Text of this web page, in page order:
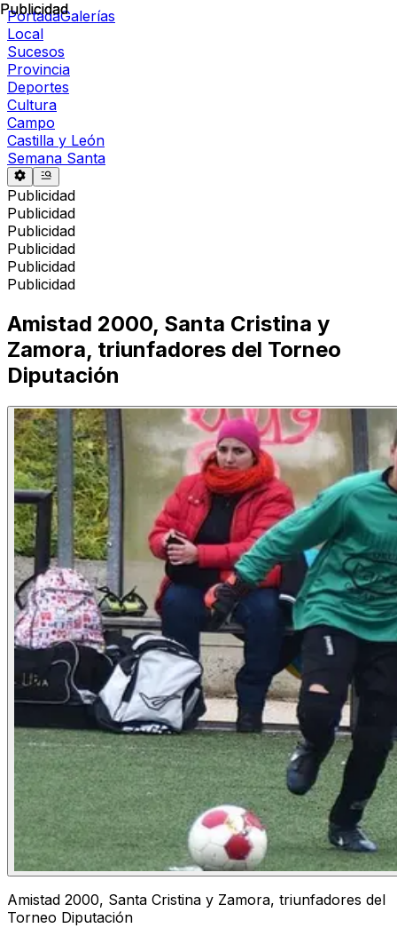
PortadaGalerías
Local
Sucesos
Provincia
Deportes
Cultura
Campo
Castilla y León
Semana Santa
Publicidad
Publicidad
Publicidad
Publicidad
Publicidad
Publicidad
Publicidad
Amistad 2000, Santa Cristina y
Zamora, triunfadores del Torneo
Diputación
Amistad 2000, Santa Cristina y Zamora, triunfadores del
Torneo Diputación
Publicidad